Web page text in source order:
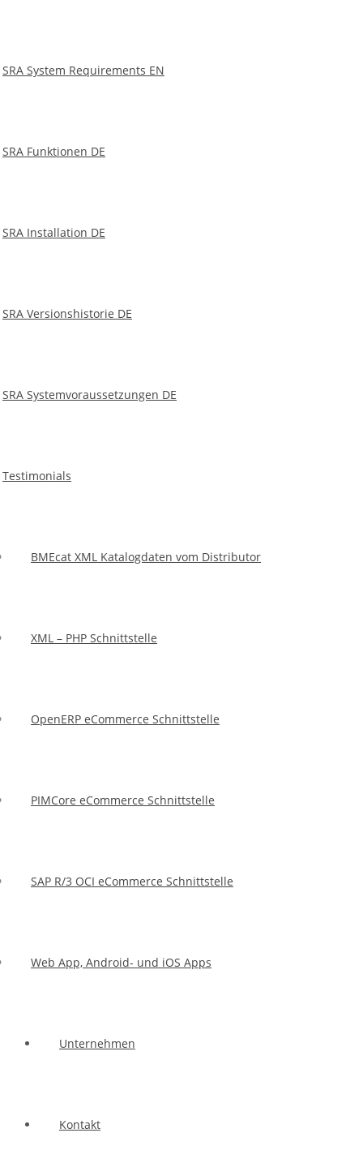
SRA System Requirements EN
SRA Funktionen DE
SRA Installation DE
SRA Versionshistorie DE
SRA Systemvoraussetzungen DE
Testimonials
BMEcat XML Katalogdaten vom Distributor
XML – PHP Schnittstelle
OpenERP eCommerce Schnittstelle
PIMCore eCommerce Schnittstelle
SAP R/3 OCI eCommerce Schnittstelle
Web App, Android- und iOS Apps
Unternehmen
Kontakt